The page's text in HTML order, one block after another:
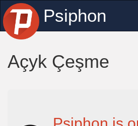
Psiphon
Açyk Çeşme